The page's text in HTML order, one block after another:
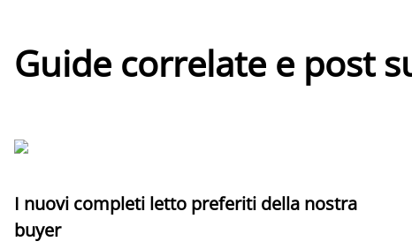
Guide correlate e post
I nuovi completi letto preferiti della nostra
buyer